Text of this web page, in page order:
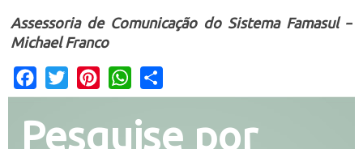
Assessoria de Comunicação do Sistema Famasul –
Michael Franco
Facebook
Twitter PinterestWhatsApp
Pesquise por